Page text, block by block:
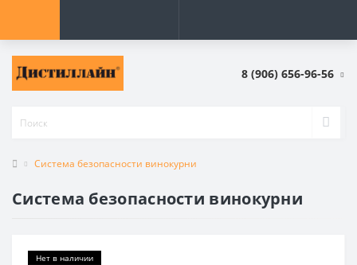
8 (906) 656-96-56
Система безопасности винокурни
Система безопасности винокурни
Нет в наличии